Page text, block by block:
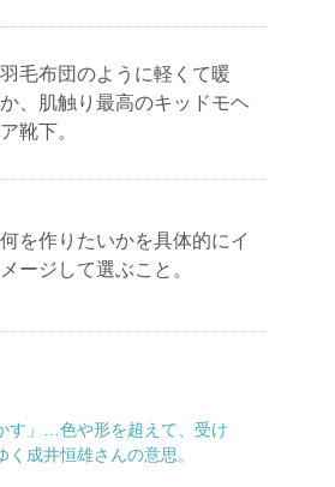
羽毛布団のように軽くて暖
か、肌触り最高のキッドモヘ
ア靴下。
何を作りたいかを具体的にイ
メージして選ぶこと。
す」…色や形を超えて、受け
く成井恒雄さんの意思。